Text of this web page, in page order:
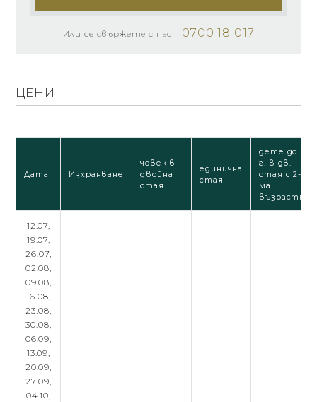
Или се свържете с нас 0700 18 017
ЦЕНИ
Дата Изхранване
човек в
двойна
стая
единична
стая
дете до 12
г. в дв.
стая с 2-
ма
възрастни
12.07,
19.07,
26.07,
02.08,
09.08,
16.08,
23.08,
30.08,
06.09,
13.09,
20.09,
27.09,
04.10,